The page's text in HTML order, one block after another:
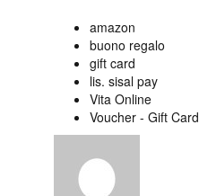
amazon
buono regalo
gift card
lis. sisal pay
Vita Online
Voucher - Gift Card